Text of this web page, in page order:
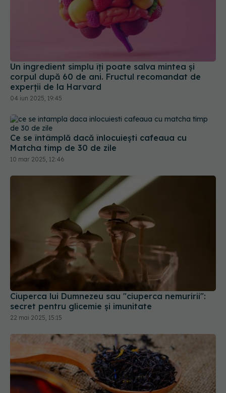
Un ingredient simplu îți poate salva mintea și
corpul după 60 de ani. Fructul recomandat de
experții de la Harvard
04 iun 2025, 19:45
Ce se întâmplă dacă înlocuiești cafeaua cu
Matcha timp de 30 de zile
10 mar 2025, 12:46
Ciuperca lui Dumnezeu sau "ciuperca nemuririi":
secret pentru glicemie și imunitate
22 mai 2025, 15:15